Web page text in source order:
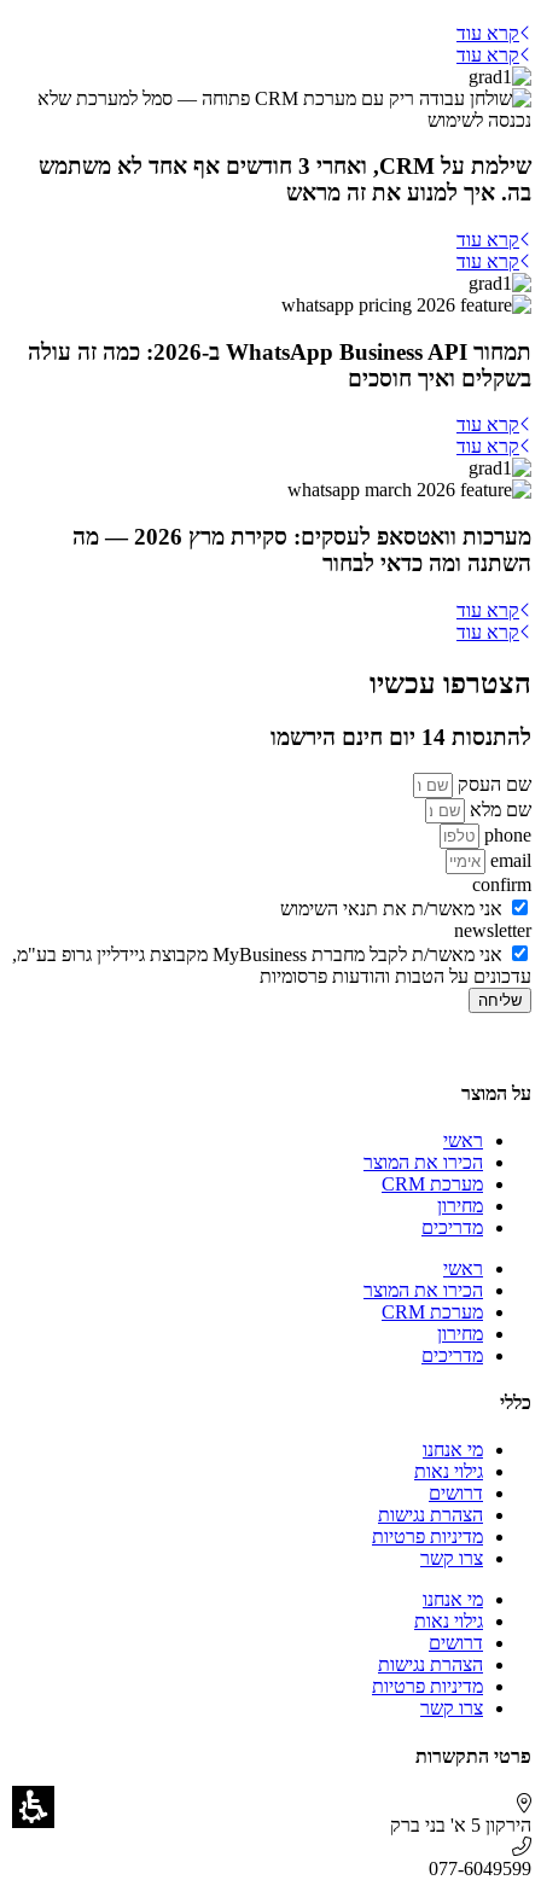
קרא עוד
קרא עוד
שילמת על CRM, ואחרי 3 חודשים אף אחד לא משתמש
בה. איך למנוע את זה מראש
קרא עוד
קרא עוד
תמחור WhatsApp Business API ב-2026: כמה זה עולה
בשקלים ואיך חוסכים
קרא עוד
קרא עוד
מערכות וואטסאפ לעסקים: סקירת מרץ 2026 — מה
השתנה ומה כדאי לבחור
קרא עוד
קרא עוד
הצטרפו עכשיו
להתנסות 14 יום חינם הירשמו
שם העסק
שם מלא
phone
email
confirm
אני מאשר/ת את תנאי השימוש
newsletter
אני מאשר/ת לקבל מחברת MyBusiness מקבוצת גיידליין גרופ בע"מ,
עדכונים על הטבות והודעות פרסומיות
שליחה
על המוצר
ראשי
הכירו את המוצר
מערכת CRM
מחירון
מדריכים
ראשי
הכירו את המוצר
מערכת CRM
מחירון
מדריכים
כללי
מי אנחנו
גילוי נאות
דרושים
הצהרת נגישות
מדיניות פרטיות
צרו קשר
מי אנחנו
גילוי נאות
דרושים
הצהרת נגישות
מדיניות פרטיות
צרו קשר
פרטי התקשרות
הירקון 5 א' בני ברק
077-6049599